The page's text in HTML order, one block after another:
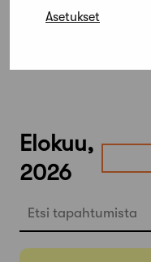
Asetukset
Elokuu,
2026
Etsi tapahtumista